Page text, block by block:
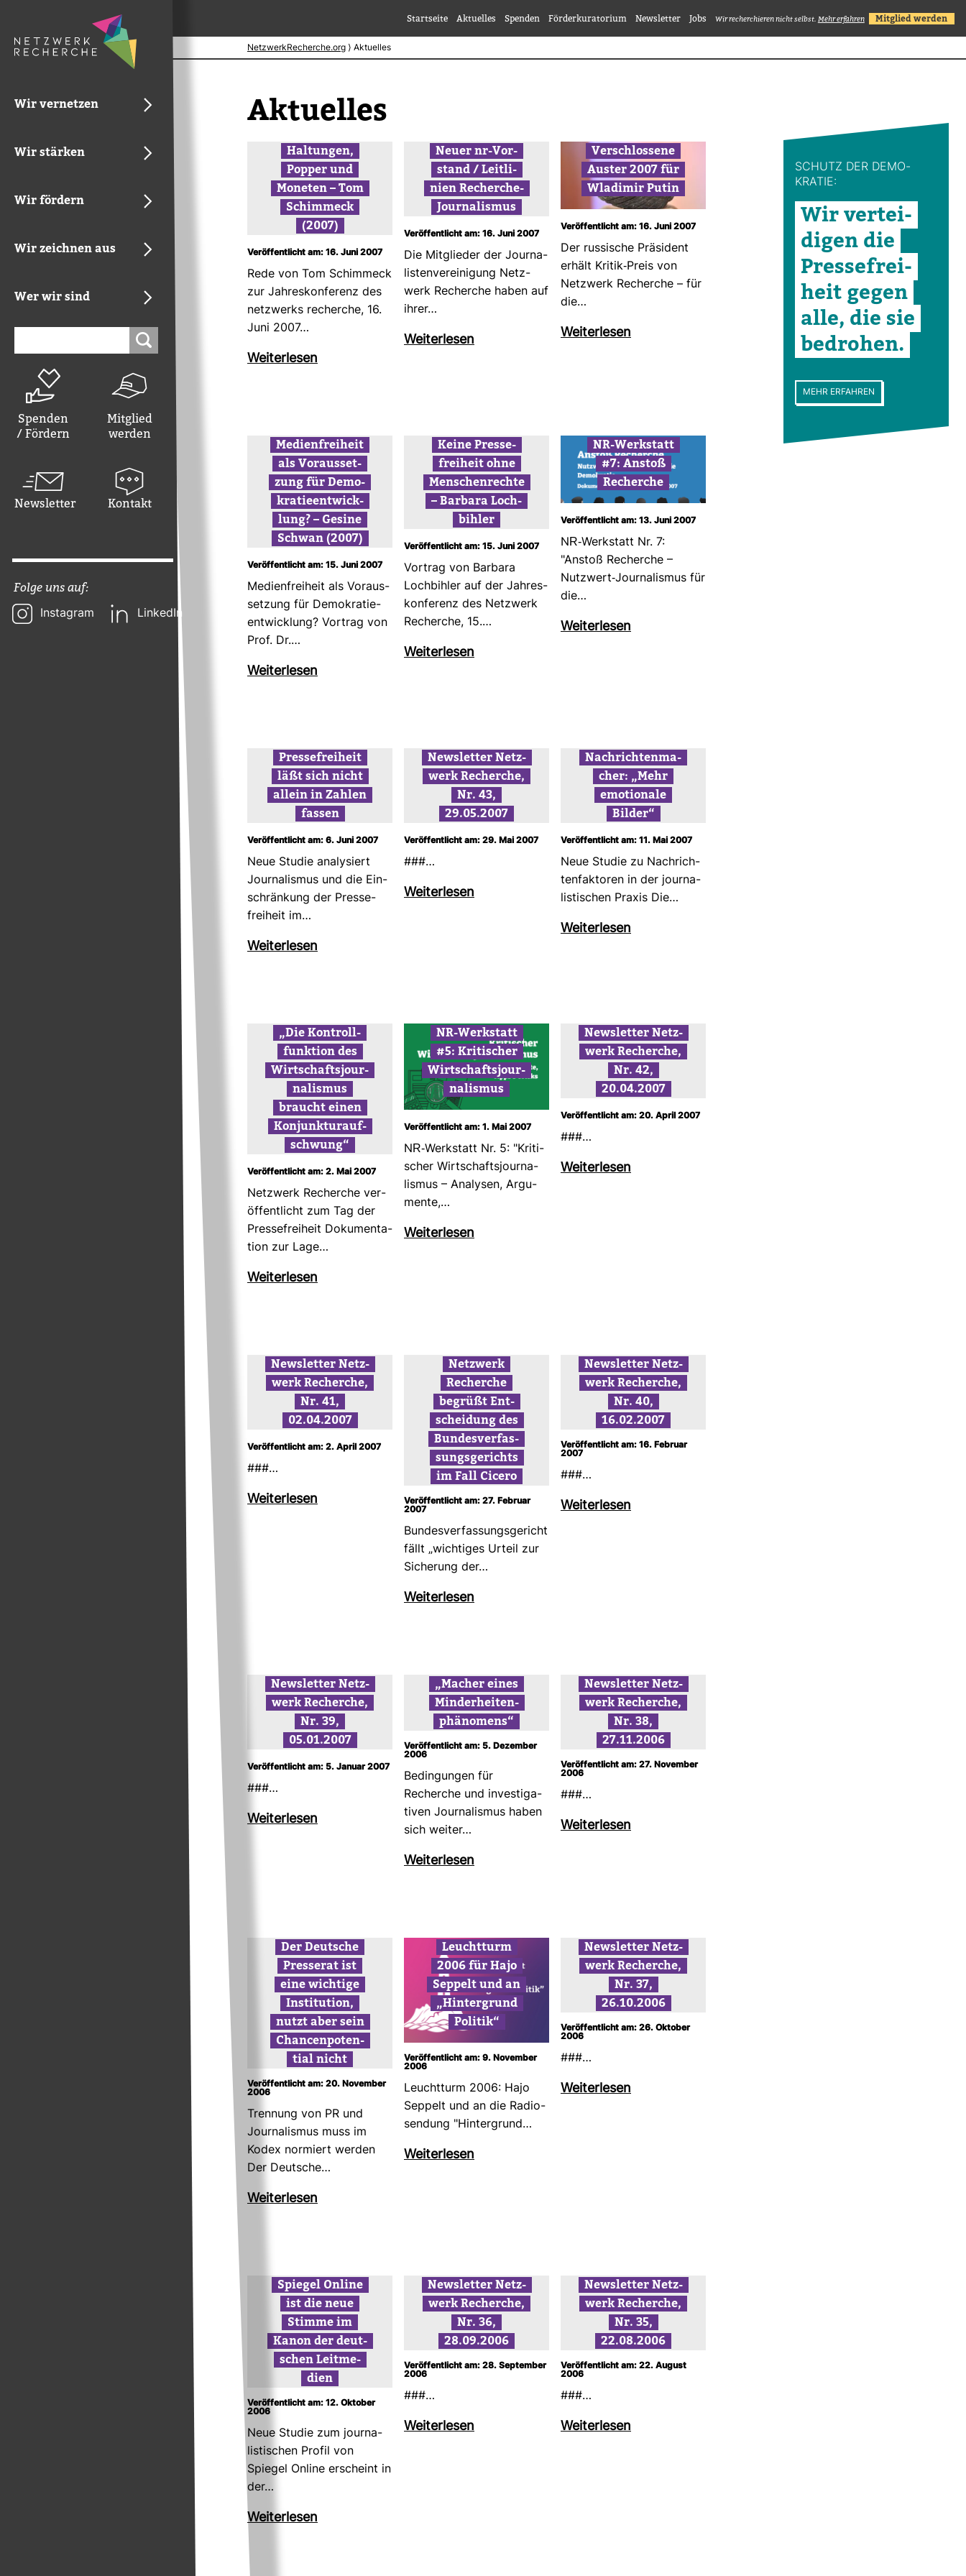
Wir vernetzen
Wir stärken
Wir fördern
Wir zeichnen aus
Wer wir sind
Spenden
/ Fördern
Mitglied
werden
Newsletter Kontakt
Folge uns auf:
Instagram LinkedIn
Startseite Aktuelles Spenden Förderkuratorium Newsletter Jobs Wir recherchieren nicht selbst. Mehr erfahren Mitglied werden
NetzwerkRecherche.org ⟩ Aktuelles
Aktu­elles
Hal­tungen,
Popper und
Moneten – Tom
Schim­meck
(2007)
Veröffentlicht am: 16. Juni 2007
Rede von Tom Schim­meck
zur Jah­res­kon­fe­renz des
netz­werks recherche, 16.
Juni 2007…
Wei­ter­lesen
Neuer nr-​Vor­
stand / Leit­li­
nien Recherche-​
Jour­na­lismus
Veröffentlicht am: 16. Juni 2007
Die Mit­glieder der Jour­na­
lis­ten­ver­ei­ni­gung Netz­
werk Recherche haben auf
ihrer…
Wei­ter­lesen
Ver­schlos­sene
Auster 2007 für
Wla­dimir Putin
Veröffentlicht am: 16. Juni 2007
Der rus­si­sche Prä­si­dent
erhält Kritik-​Preis von
Netz­werk Recherche – für
die…
Wei­ter­lesen
Medi­en­frei­heit
als Vor­aus­set­
zung für Demo­
kra­tie­ent­wick­
lung? – Gesine
Schwan (2007)
Veröffentlicht am: 15. Juni 2007
Medi­en­frei­heit als Vor­aus­
set­zung für Demo­kra­tie­
ent­wick­lung? Vor­trag von
Prof. Dr.…
Wei­ter­lesen
Keine Pres­se­
frei­heit ohne
Men­schen­rechte
– Bar­bara Loch­
bihler
Veröffentlicht am: 15. Juni 2007
Vor­trag von Bar­bara
Loch­bihler auf der Jah­res­
kon­fe­renz des Netz­werk
Recherche, 15.…
Wei­ter­lesen
NR-​Werk­statt
#7: Anstoß
Recherche
Veröffentlicht am: 13. Juni 2007
NR-​Werk­statt Nr. 7:
"Anstoß Recherche –
Nutz­wert-​Jour­na­lismus für
die…
Wei­ter­lesen
Pres­se­frei­heit
läßt sich nicht
allein in Zahlen
fassen
Veröffentlicht am: 6. Juni 2007
Neue Studie ana­ly­siert
Jour­na­lismus und die Ein­
schrän­kung der Pres­se­
frei­heit im…
Wei­ter­lesen
News­letter Netz­
werk Recherche,
Nr. 43,
29.05.2007
Veröffentlicht am: 29. Mai 2007
###…
Wei­ter­lesen
Nach­rich­ten­ma­
cher: „Mehr
emo­tio­nale
Bilder“
Veröffentlicht am: 11. Mai 2007
Neue Studie zu Nach­rich­
ten­fak­toren in der jour­na­
lis­ti­schen Praxis Die…
Wei­ter­lesen
„Die Kon­troll­
funk­tion des
Wirt­schafts­jour­
na­lismus
braucht einen
Kon­junk­tur­auf­
schwung“
Veröffentlicht am: 2. Mai 2007
Netz­werk Recherche ver­
öf­fent­licht zum Tag der
Pres­se­frei­heit Doku­men­ta­
tion zur Lage…
Wei­ter­lesen
NR-​Werk­statt
#5: Kri­ti­scher
Wirt­schafts­jour­
na­lismus
Veröffentlicht am: 1. Mai 2007
NR-​Werk­statt Nr. 5: "Kri­ti­
scher Wirt­schafts­jour­na­
lismus – Ana­lysen, Argu­
mente,…
Wei­ter­lesen
News­letter Netz­
werk Recherche,
Nr. 42,
20.04.2007
Veröffentlicht am: 20. April 2007
###…
Wei­ter­lesen
News­letter Netz­
werk Recherche,
Nr. 41,
02.04.2007
Veröffentlicht am: 2. April 2007
###…
Wei­ter­lesen
Netz­werk
Recherche
begrüßt Ent­
schei­dung des
Bun­des­ver­fas­
sungs­ge­richts
im Fall Cicero
Veröffentlicht am: 27. Februar
2007
Bun­des­ver­fas­sungs­ge­richt
fällt „wich­tiges Urteil zur
Siche­rung der…
Wei­ter­lesen
News­letter Netz­
werk Recherche,
Nr. 40,
16.02.2007
Veröffentlicht am: 16. Februar
2007
###…
Wei­ter­lesen
News­letter Netz­
werk Recherche,
Nr. 39,
05.01.2007
Veröffentlicht am: 5. Januar 2007
###…
Wei­ter­lesen
„Macher eines
Min­der­hei­ten­
phä­no­mens“
Veröffentlicht am: 5. Dezember
2006
Bedin­gungen für
Recherche und inves­ti­ga­
tiven Jour­na­lismus haben
sich weiter…
Wei­ter­lesen
News­letter Netz­
werk Recherche,
Nr. 38,
27.11.2006
Veröffentlicht am: 27. November
2006
###…
Wei­ter­lesen
Der Deut­sche
Pres­serat ist
eine wich­tige
Insti­tu­tion,
nutzt aber sein
Chan­cen­po­ten­
tial nicht
Veröffentlicht am: 20. November
2006
Tren­nung von PR und
Jour­na­lismus muss im
Kodex nor­miert werden
Der Deut­sche…
Wei­ter­lesen
Leucht­turm
2006 für Hajo
Sep­pelt und an
„Hin­ter­grund
Politik“
Veröffentlicht am: 9. November
2006
Leucht­turm 2006: Hajo
Sep­pelt und an die Radio­
sen­dung "Hin­ter­grund…
Wei­ter­lesen
News­letter Netz­
werk Recherche,
Nr. 37,
26.10.2006
Veröffentlicht am: 26. Oktober
2006
###…
Wei­ter­lesen
Spiegel Online
ist die neue
Stimme im
Kanon der deut­
schen Leit­me­
dien
Veröffentlicht am: 12. Oktober
2006
Neue Studie zum jour­na­
lis­ti­schen Profil von
Spiegel Online erscheint in
der…
Wei­ter­lesen
News­letter Netz­
werk Recherche,
Nr. 36,
28.09.2006
Veröffentlicht am: 28. September
2006
###…
Wei­ter­lesen
News­letter Netz­
werk Recherche,
Nr. 35,
22.08.2006
Veröffentlicht am: 22. August
2006
###…
Wei­ter­lesen
SCHUTZ DER DEMO­
KRATIE:
Wir ver­tei­
digen die
Pres­se­frei­
heit gegen
alle, die sie
bedrohen.
MEHR ERFAHREN